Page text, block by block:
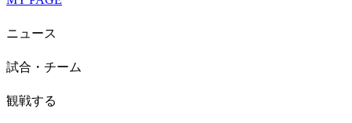
ニュース
試合・チーム
観戦する